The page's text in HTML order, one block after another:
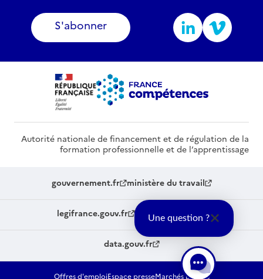
S'abonner
Autorité nationale de financement et de régulation de la
formation professionnelle et de l’apprentissage
gouvernement.fr ministère du travail
legifrance.gouv.fr service-public.fr
data.gouv.fr
Offres d'emploiEspace presseMarchés publics
Une question ?